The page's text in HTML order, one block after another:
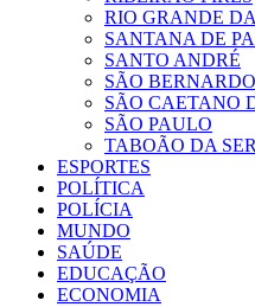
RIO GRANDE
SANTANA DE
SANTO ANDRÉ
SÃO
SÃO CAETANO
SÃO PAULO
TABOÃO DA
ESPORTES
POLÍTICA
POLÍCIA
MUNDO
SAÚDE
EDUCAÇÃO
ECONOMIA